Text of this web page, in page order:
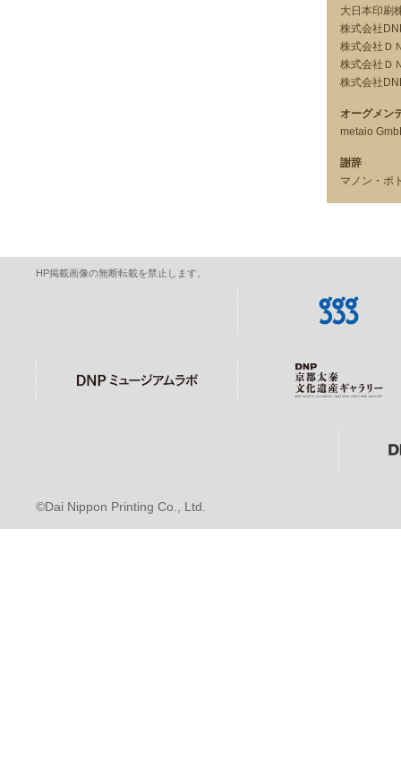
大日本印刷
株式会社
株式会社Ｄ
株式会社Ｄ
株式会社
オーグメン
metaio
謝辞
マノン・ポ
HP掲載画像の無断転載を禁止します。
©Dai Nippon Printing Co., Ltd.